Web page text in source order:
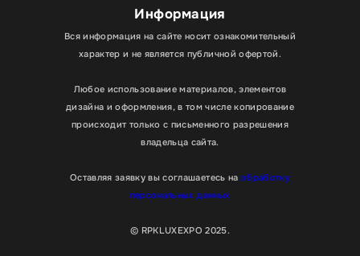
Информация
Вся информация на сайте носит ознакомительный
характер и не является публичной офертой.
Любое использование материалов, элементов
дизайна и оформления, в том числе копирование
происходит только с письменного разрешения
владельца сайта.
Оставляя заявку вы соглашаетесь на обработку
персональных данных
© RPKLUXEXPO 2025.